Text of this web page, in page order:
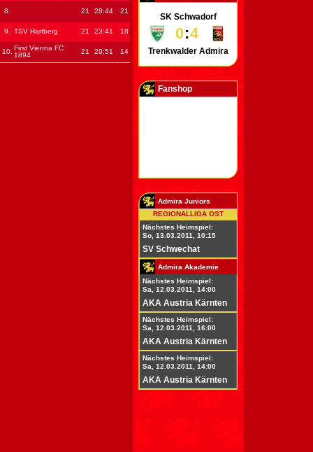
8. 21 28:44 21
9. TSV Hartberg 21 23:41 18
10. First Vienna FC
1894
21 29:51 14
SK Schwadorf
0:4
Trenkwalder Admira
Fanshop
Admira Juniors
REGIONALLIGA OST
Nächstes Heimspiel:
So, 13.03.2011, 10:15
SV Schwechat
Admira Akademie
Nächstes Heimspiel:
Sa, 12.03.2011, 14:00
AKA Austria Kärnten
Nächstes Heimspiel:
Sa, 12.03.2011, 16:00
AKA Austria Kärnten
Nächstes Heimspiel:
Sa, 12.03.2011, 14:00
AKA Austria Kärnten